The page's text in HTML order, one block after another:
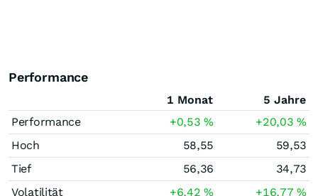
Performance
1 Monat
5 Jahre
Performance
+0,53% +20,03%
Hoch
58,55
59,53
Tief
56,36
34,73
Volatilität
+6,42% +16,77%